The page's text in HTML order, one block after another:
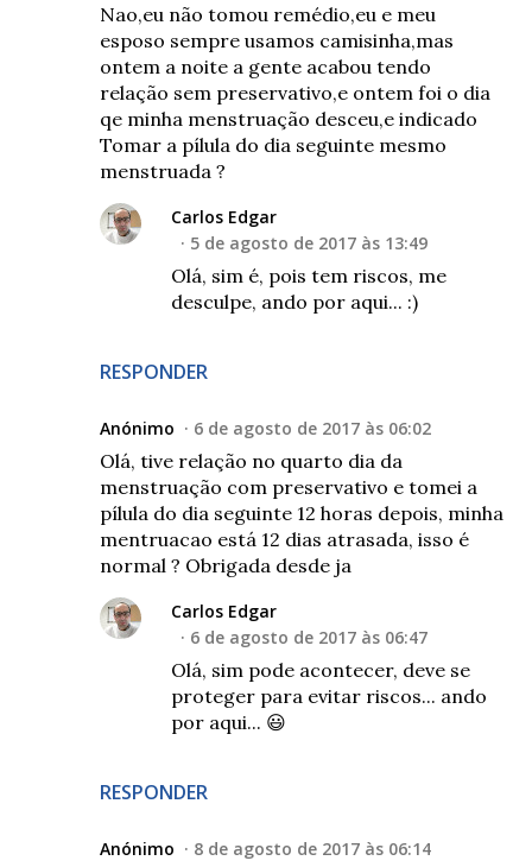
Nao,eu não tomou remédio,eu e meu
esposo sempre usamos camisinha,mas
ontem a noite a gente acabou tendo
relação sem preservativo,e ontem foi o dia
qe minha menstruação desceu,e indicado
Tomar a pílula do dia seguinte mesmo
menstruada ?
RESPONDER
Carlos Edgar
5 de agosto de 2017 às 13:49
Olá, sim é, pois tem riscos, me
desculpe, ando por aqui... :)
Anónimo 6 de agosto de 2017 às 06:02
Olá, tive relação no quarto dia da
menstruação com preservativo e tomei a
pílula do dia seguinte 12 horas depois, minha
mentruacao está 12 dias atrasada, isso é
normal ? Obrigada desde ja
RESPONDER
Carlos Edgar
6 de agosto de 2017 às 06:47
Olá, sim pode acontecer, deve se
proteger para evitar riscos... ando
por aqui... 😃
Anónimo 8 de agosto de 2017 às 06:14